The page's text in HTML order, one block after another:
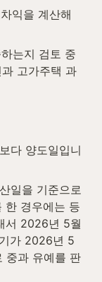
익을 계산해
는지 검토 중
고가주택 과
다 양도일입니
일을 기준으로
한 경우에는 등
서 2026년 5월
가 2026년 5
중과 유예를 판